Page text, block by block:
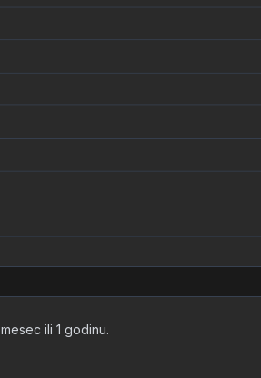
ili 1 godinu.